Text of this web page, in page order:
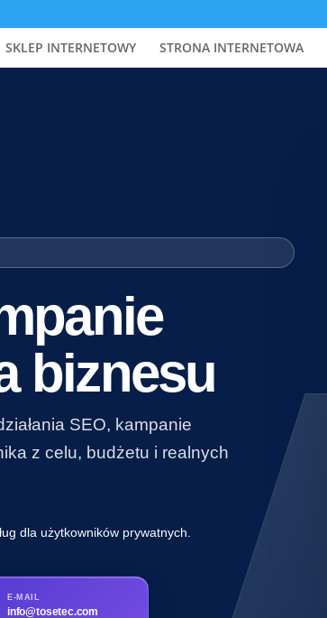
SKLEP INTERNETOWY STRONA INTERNETOWA
biznesu
SEO, kampanie
z celu, budżetu i realnych
dla użytkowników prywatnych.
E-MAIL
info@tosetec.com